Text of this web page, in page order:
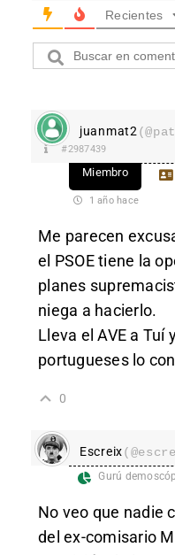
Recientes
juanmat2
#2987439
Miembro
1 año hace
Me parecen
el PSOE tiene la
planes
niega a hacierlo.
Lleva el AVE a Tuí
portugueses lo
0
Escreix
Gurú
No veo que nadie
del ex-comisario